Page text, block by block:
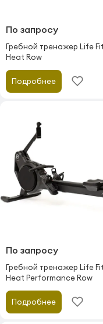
По запросу
Гребной тренажер Life
Heat Row
Подробнее
По запросу
Гребной тренажер Life
Heat Performance Row
Подробнее